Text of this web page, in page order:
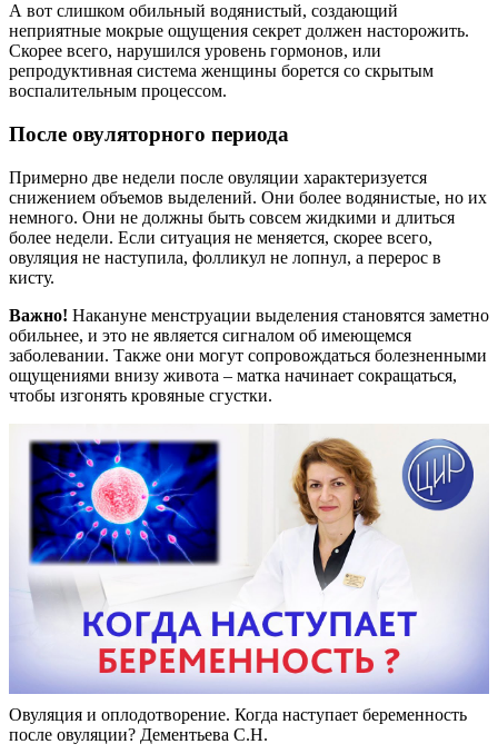
А вот слишком обильный водянистый, создающий
неприятные мокрые ощущения секрет должен насторожить.
Скорее всего, нарушился уровень гормонов, или
репродуктивная система женщины борется со скрытым
воспалительным процессом.
После овуляторного периода
Примерно две недели после овуляции характеризуется
снижением объемов выделений. Они более водянистые, но их
немного. Они не должны быть совсем жидкими и длиться
более недели. Если ситуация не меняется, скорее всего,
овуляция не наступила, фолликул не лопнул, а перерос в
кисту.
Важно! Накануне менструации выделения становятся заметно
обильнее, и это не является сигналом об имеющемся
заболевании. Также они могут сопровождаться болезненными
ощущениями внизу живота – матка начинает сокращаться,
чтобы изгонять кровяные сгустки.
Овуляция и оплодотворение. Когда наступает беременность
после овуляции? Дементьева С.Н.